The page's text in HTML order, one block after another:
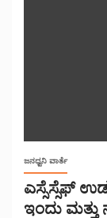
ಜನಧ್ವನಿ ವಾರ್ತೆ
ಎಸ್ಸೆಸ್ಸೆಫ್
ಇಂದು ಮತ್ತು